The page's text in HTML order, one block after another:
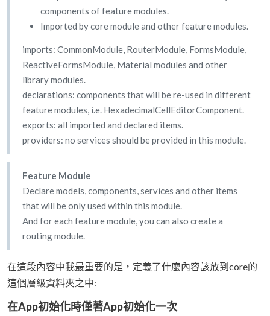
components of feature modules.
Imported by core module and other feature modules.
imports: CommonModule, RouterModule, FormsModule,
ReactiveFormsModule, Material modules and other
library modules.
declarations: components that will be re-used in different
feature modules, i.e. HexadecimalCellEditorComponent.
exports: all imported and declared items.
providers: no services should be provided in this module.
Feature Module
Declare models, components, services and other items
that will be only used within this module.
And for each feature module, you can also create a
routing module.
在這段內容中我最重要的是，定義了什麼內容該放到core的
這個層級資料夾之中:
在App初始化時僅著App初始化一次